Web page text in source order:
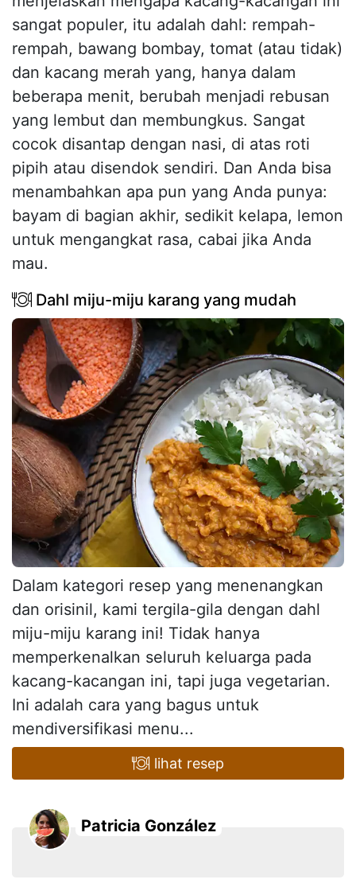
sangat populer, itu adalah dahl: rempah-
rempah, bawang bombay, tomat (atau tidak)
dan kacang merah yang, hanya dalam
beberapa menit, berubah menjadi rebusan
yang lembut dan membungkus. Sangat
cocok disantap dengan nasi, di atas roti
pipih atau disendok sendiri. Dan Anda bisa
menambahkan apa pun yang Anda punya:
bayam di bagian akhir, sedikit kelapa, lemon
untuk mengangkat rasa, cabai jika Anda
mau.
Dahl miju-miju karang yang mudah
Dalam kategori resep yang menenangkan
dan orisinil, kami tergila-gila dengan dahl
miju-miju karang ini! Tidak hanya
memperkenalkan seluruh keluarga pada
kacang-kacangan ini, tapi juga vegetarian.
Ini adalah cara yang bagus untuk
mendiversifikasi menu...
lihat resep
Patricia González